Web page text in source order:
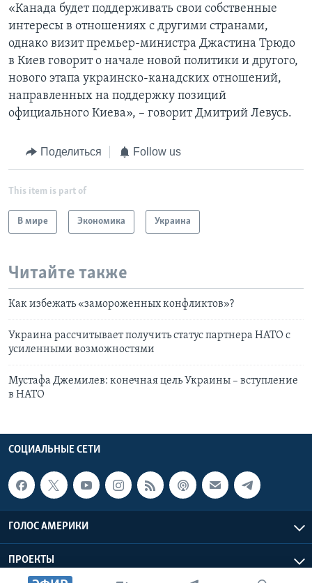
«Канада будет поддерживать свои собственные
интересы в отношениях с другими странами,
однако визит премьер-министра Джастина Трюдо
в Киев говорит о начале новой политики и другого,
нового этапа украинско-канадских отношений,
направленных на поддержку позиций
официального Киева», – говорит Дмитрий Левусь.
Поделиться Follow us
This item is part of
В мире Экономика Украина
Читайте также
Как избежать «замороженных конфликтов»?
Украина рассчитывает получить статус партнера НАТО с
усиленными возможностями
Мустафа Джемилев: конечная цель Украины – вступление
в НАТО
СОЦИАЛЬНЫЕ СЕТИ
ГОЛОС АМЕРИКИ
ПРОЕКТЫ